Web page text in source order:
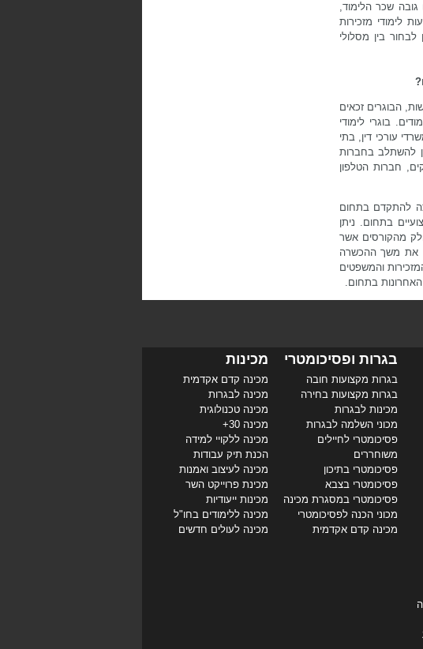
שכר הלימוד,
לימודי מזכירות
בין מסלולי
הבוגרים זכאים
בוגרי לימודי
עורכי דין, בתי
להשתלב בחברות
חברות הטלפון
להתקדם בתחום
בתחום. ניתן
מהקורסים אשר
את משך ההכשרה
והמשפטים
בתחום.
בגרות ופסיכומטרי
בגרות מקצועות חובה
בגרות מקצועות בחירה
מכינות לבגרות
מכוני השלמה לבגרות
פסיכומטרי לחיילים
משוחררים
פסיכומטרי בתיכון
פסיכומטרי בצבא
פסיכומטרי במסגרת מכינה
מכוני הכנה לפסיכומטרי
מכינה קדם אקדמית
מכינות
מכינה קדם אקדמית
מכינה לבגרות
מכינה טכנולוגית
מכינה 30+
מכינה ללקויי למידה
הכנת תיק עבודות
מכינה לעיצוב ואמנות
מכינת פרוייקט השר
מכינות ייעודיות
מכינה ללימודים בחו"ל
מכינה לעולים חדשים